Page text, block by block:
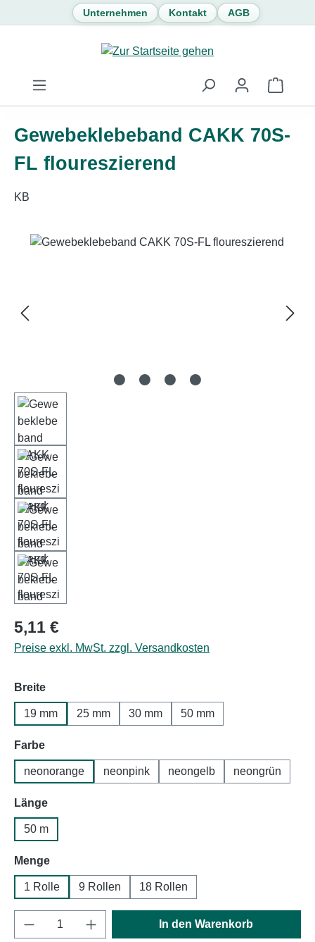
Zum Hauptinhalt springen
Unternehmen Kontakt AGB
Gewebeklebeband CAKK 70S-
FL floureszierend
KB
Bildergalerie überspringen
Regulärer Preis:
5,11 €
Preise exkl. MwSt. zzgl. Versandkosten
Breiteauswählen
19 mm 25 mm 30 mm 50 mm
Farbeauswählen
neonorange neonpink neongelb neongrün
Längeauswählen
50 m
Mengeauswählen
1 Rolle 9 Rollen 18 Rollen
Produkt Anzahl: Gib den gewünschten
In den Warenkorb